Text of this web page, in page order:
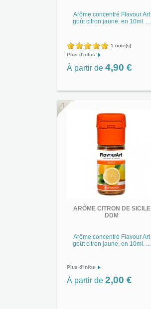
Arôme concentré Flavour Art
goût citron jaune, en 10ml. ...
1 note(s)
Plus d'infos
À partir de 4,90 €
ARÔME CITRON DE SICILE
DDM
Arôme concentré Flavour Art
goût citron jaune, en 10ml. ...
Plus d'infos
À partir de 2,00 €